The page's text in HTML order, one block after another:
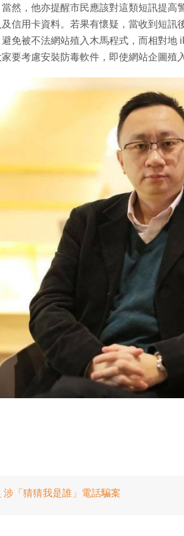
然，他亦提醒市民應該對這類短訊提高
信用卡資料。若果有懷疑，當收到短訊
免被不法網站殖入木馬程式，而相對地
要考慮安裝防毒軟件，即使網站企圖殖
涉「猜猜我是誰」電話騙案